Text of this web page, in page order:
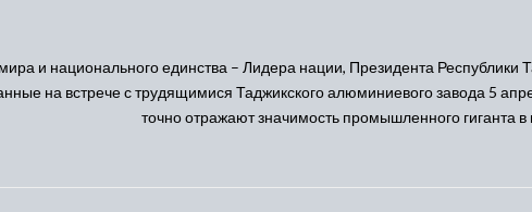
и национального единства – Лидера нации, Президента Республики
на встрече с трудящимися Таджикского алюминиевого завода 5
точно отражают значимость промышленного гиганта в